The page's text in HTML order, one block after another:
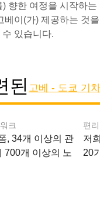
향한 여정을 시작하
베이(가) 제공하는 것
있습니다.
된 고베 - 도쿄 기차
크
, 34개 이상의 관
700개 이상의 노
편
저
20